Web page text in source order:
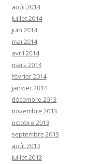
août 2014
juillet 2014
juin 2014
mai 2014
avril 2014
mars 2014
février 2014
janvier 2014
décembre 2013
novembre 2013
octobre 2013
septembre 2013
août 2013
juillet 2013